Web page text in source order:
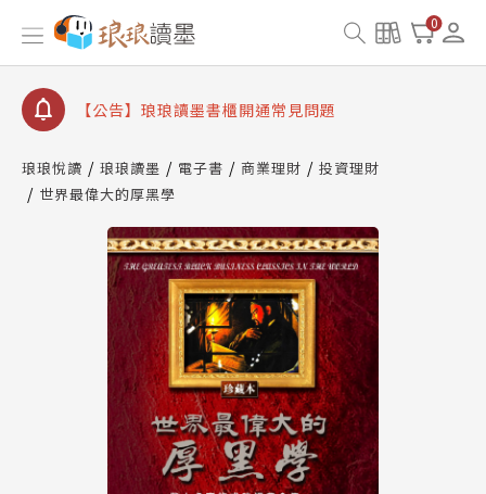
0
【公告】因 Readmoo 讀墨系統維護中，本站同步暫
停部分閱讀服務
【公告】琅琅讀墨數位閱讀資產合併與書櫃開通申請
【公告】琅琅讀墨書櫃開通常見問題
請圖文教學
【公告】琅琅書店服務升級重要說明及資產合併結果
查詢
【公告】因 Readmoo 讀墨系統維護中，本站同步暫
停部分閱讀服務
琅琅悅讀 琅琅讀墨 電子書 商業理財
投資理財
世界最偉大的厚黑學